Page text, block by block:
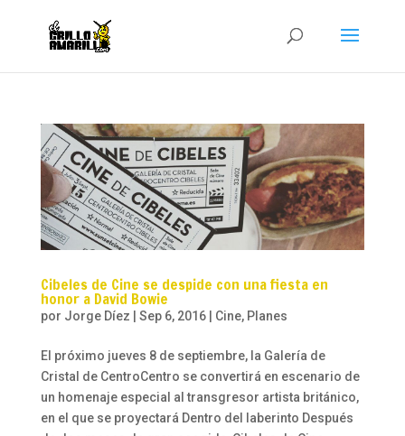
Cibeles de Cine se despide con una fiesta en
honor a David Bowie
por Jorge Díez Sep 6, 2016| Cine, Planes
El próximo jueves 8 de septiembre, la Galería de
Cristal de CentroCentro se convertirá en escenario de
un homenaje especial al transgresor artista británico,
en el que se proyectará Dentro del laberinto Después